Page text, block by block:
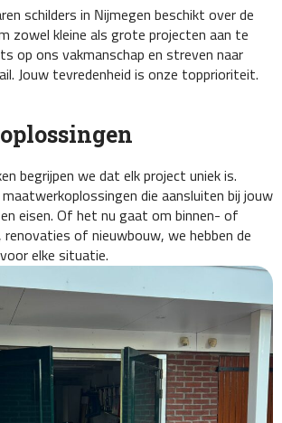
schilders in Nijmegen beschikt over de
zowel kleine als grote projecten aan te
op ons vakmanschap en streven naar
Jouw tevredenheid is onze topprioriteit.
begrijpen we dat elk project uniek is.
maatwerkoplossingen die aansluiten bij jouw
eisen. Of het nu gaat om binnen- of
renovaties of nieuwbouw, we hebben de
elke situatie.